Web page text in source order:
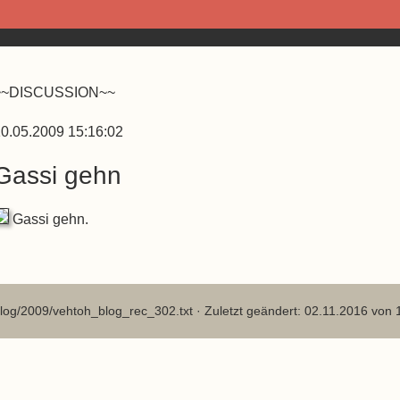
15:16:02
gehn
Gassi gehn.
2009/vehtoh_blog_rec_302.txt · Zuletzt geändert: 02.11.2016 von